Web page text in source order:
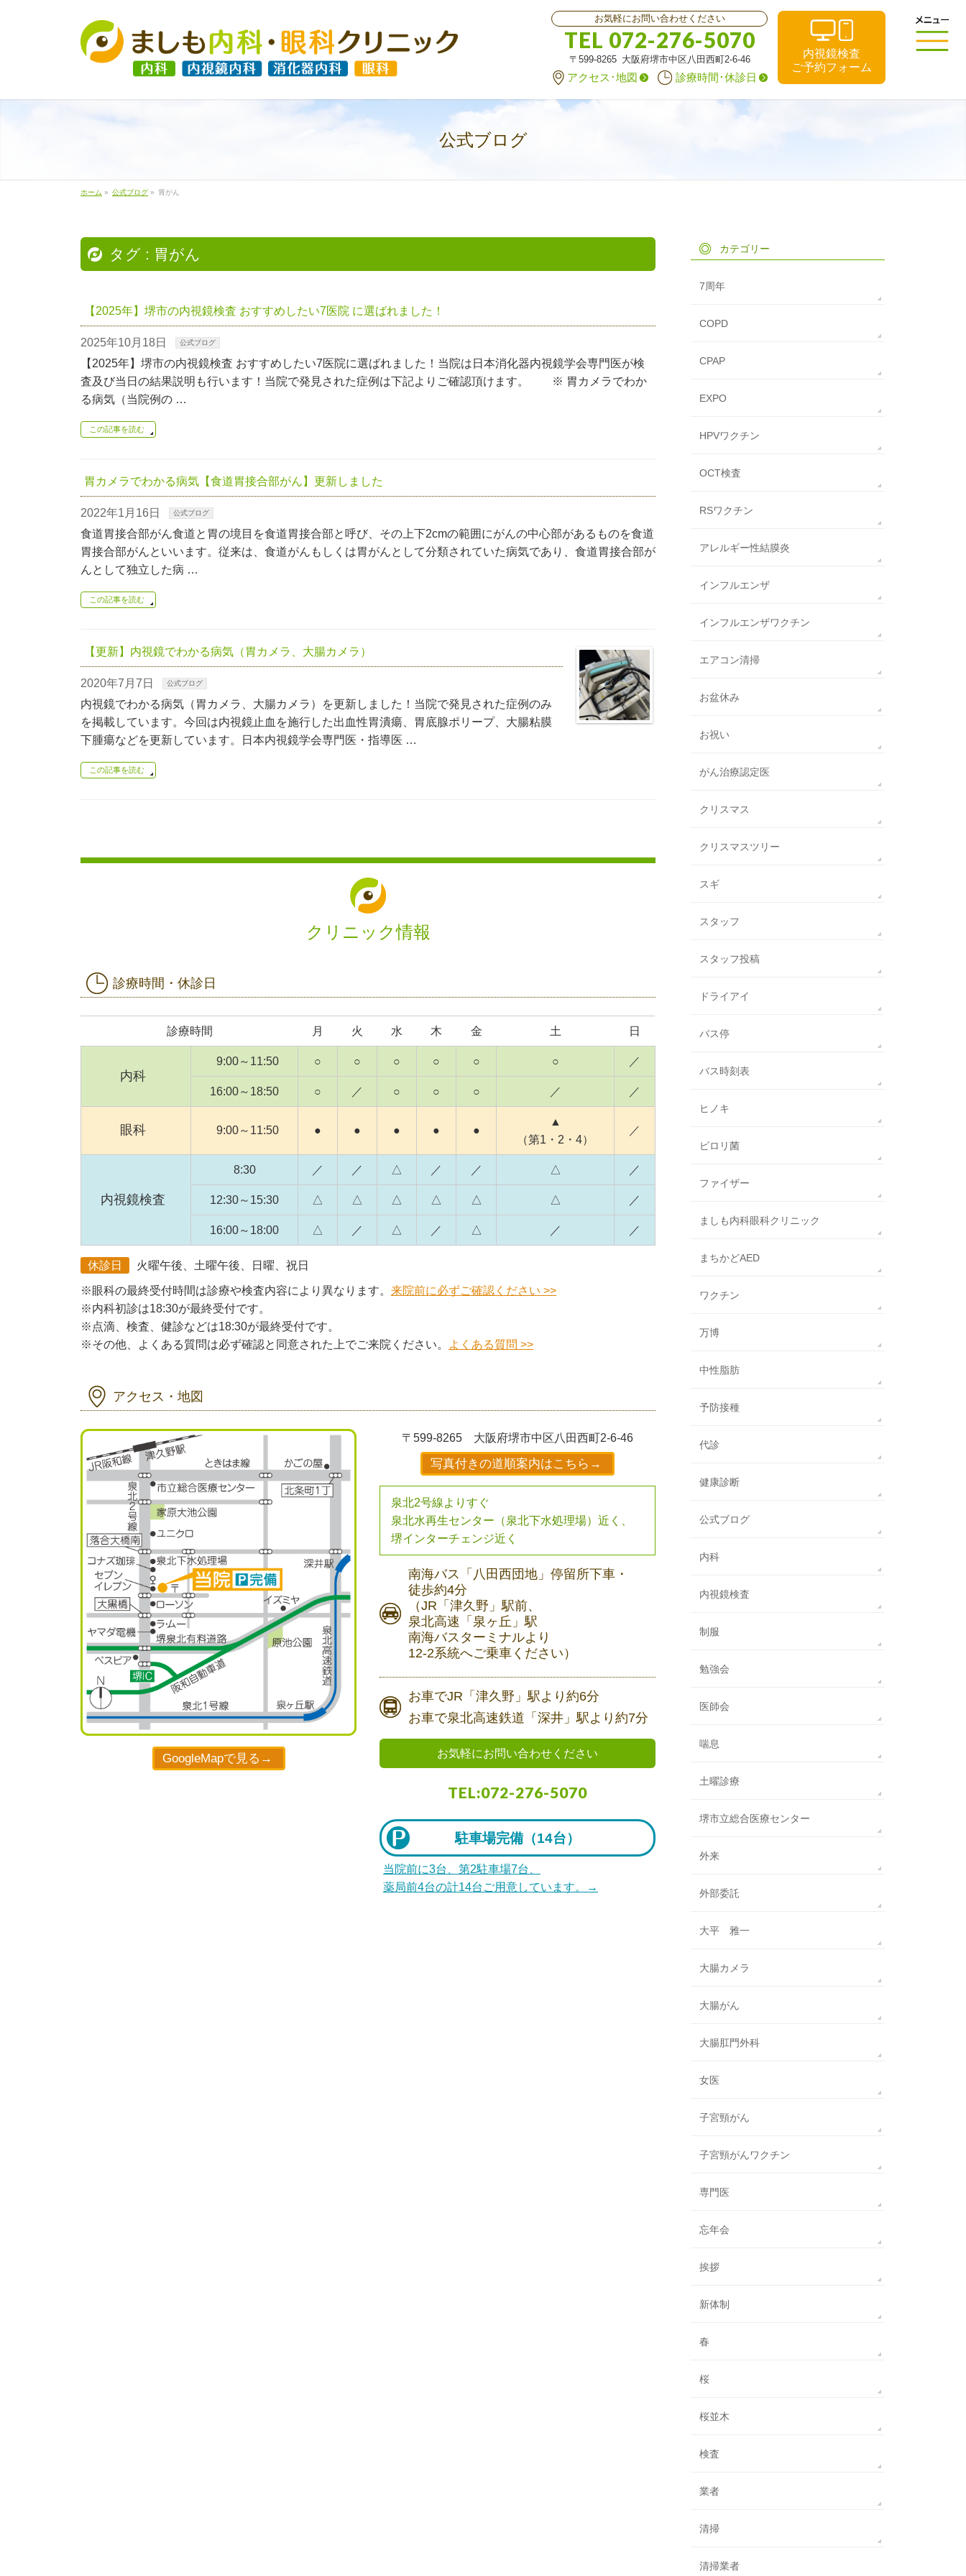
お気軽にお問い合わせください
TEL 072-276-5070
〒599-8265 大阪府堺市中区八田西町2-6-46
アクセス･地図 診療時間･休診日
内視鏡検査
ご予約フォーム
公式ブログ
ホーム » 公式ブログ » 胃がん
タグ : 胃がん
【2025年】堺市の内視鏡検査 おすすめしたい7医院 に選ばれました！
2025年10月18日 公式ブログ
【2025年】堺市の内視鏡検査 おすすめしたい7医院に選ばれました！当院は日本消化器内視鏡学会専門医が検
査及び当日の結果説明も行います！当院で発見された症例は下記よりご確認頂けます。 ※ 胃カメラでわか
る病気（当院例の …
この記事を読む
胃カメラでわかる病気【食道胃接合部がん】更新しました
2022年1月16日 公式ブログ
食道胃接合部がん食道と胃の境目を食道胃接合部と呼び、その上下2cmの範囲にがんの中心部があるものを食道
胃接合部がんといいます。従来は、食道がんもしくは胃がんとして分類されていた病気であり、食道胃接合部が
んとして独立した病 …
この記事を読む
【更新】内視鏡でわかる病気（胃カメラ、大腸カメラ）
2020年7月7日 公式ブログ
内視鏡でわかる病気（胃カメラ、大腸カメラ）を更新しました！当院で発見された症例のみ
を掲載しています。今回は内視鏡止血を施行した出血性胃潰瘍、胃底腺ポリープ、大腸粘膜
下腫瘍などを更新しています。日本内視鏡学会専門医・指導医 …
この記事を読む
クリニック情報
診療時間・休診日
診療時間 月 火 水 木 金 土 日
内科
9:00～11:50 ○ ○ ○ ○ ○ ○ ／
16:00～18:50 ○ ／ ○ ○ ○ ／ ／
眼科 9:00～11:50 ● ● ● ● ●
▲
（第1・2・4）
／
内視鏡検査
8:30 ／ ／ △ ／ ／ △ ／
12:30～15:30 △ △ △ △ △ △ ／
16:00～18:00 △ ／ △ ／ △ ／ ／
休診日 火曜午後、土曜午後、日曜、祝日
※眼科の最終受付時間は診療や検査内容により異なります。 来院前に必ずご確認ください >>
※内科初診は18:30が最終受付です。
※点滴、検査、健診などは18:30が最終受付です。
※その他、よくある質問は必ず確認と同意された上でご来院ください。
よくある質問 >>
アクセス・地図
GoogleMapで見る→
〒599-8265 大阪府堺市中区八田西町2-6-46
写真付きの道順案内はこちら→
泉北2号線よりすぐ
泉北水再生センター（泉北下水処理場）近く、
堺インターチェンジ近く
南海バス 「八田西団地」停留所下車・
徒歩約4分
（JR「津久野」駅前、
泉北高速「泉ヶ丘」駅
南海バスターミナルより
12-2系統へご乗車ください）
お車でJR「津久野」駅より 約6分
お車で泉北高速鉄道「深井」駅より 約7分
お気軽にお問い合わせください
TEL:072-276-5070
駐車場完備（14台）
当院前に3台、第2駐車場7台、
薬局前4台の計14台ご用意しています。→
カテゴリー
7周年
COPD
CPAP
EXPO
HPVワクチン
OCT検査
RSワクチン
アレルギー性結膜炎
インフルエンザ
インフルエンザワクチン
エアコン清掃
お盆休み
お祝い
がん治療認定医
クリスマス
クリスマスツリー
スギ
スタッフ
スタッフ投稿
ドライアイ
バス停
バス時刻表
ヒノキ
ピロリ菌
ファイザー
ましも内科眼科クリニック
まちかどAED
ワクチン
万博
中性脂肪
予防接種
代診
健康診断
公式ブログ
内科
内視鏡検査
制服
勉強会
医師会
喘息
土曜診療
堺市立総合医療センター
外来
外部委託
大平 雅一
大腸カメラ
大腸がん
大腸肛門外科
女医
子宮頸がん
子宮頸がんワクチン
専門医
忘年会
挨拶
新体制
春
桜
桜並木
検査
業者
清掃
清掃業者